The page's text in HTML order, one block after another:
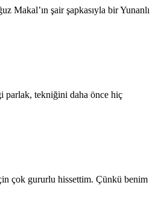
Makal’ın şair şapkasıyla bir Yunanlı
parlak, tekniğini daha önce hiç
çok gururlu hissettim. Çünkü benim